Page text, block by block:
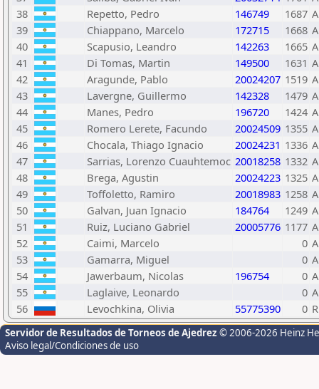
38
Repetto, Pedro 146749 1687
39
Chiappano, Marcelo 172715 1668
40
Scapusio, Leandro 142263 1665
41
Di Tomas, Martin 149500 1631
42
Aragunde, Pablo 20024207 1519
43
Lavergne, Guillermo 142328 1479
44
Manes, Pedro 196720 1424
45
Romero Lerete, Facundo 20024509 1355
46
Chocala, Thiago Ignacio 20024231 1336
47
Sarrias, Lorenzo Cuauhtemoc 20018258 1332
48
Brega, Agustin 20024223 1325
49
Toffoletto, Ramiro 20018983 1258
50
Galvan, Juan Ignacio 184764 1249
51
Ruiz, Luciano Gabriel 20005776 1177
52
Caimi, Marcelo 0
53
Gamarra, Miguel 0
54
Jawerbaum, Nicolas 196754 0
55
Laglaive, Leonardo 0
56
Levochkina, Olivia 55775390 0
Servidor de Resultados de Torneos de Ajedrez © 2006-2026 Heinz
Aviso legal/Condiciones de uso